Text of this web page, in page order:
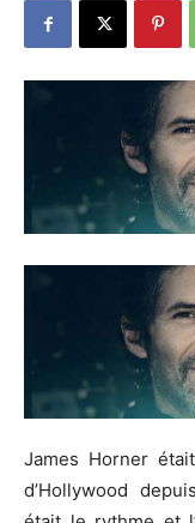
James Hornerétait
d’Hollywood